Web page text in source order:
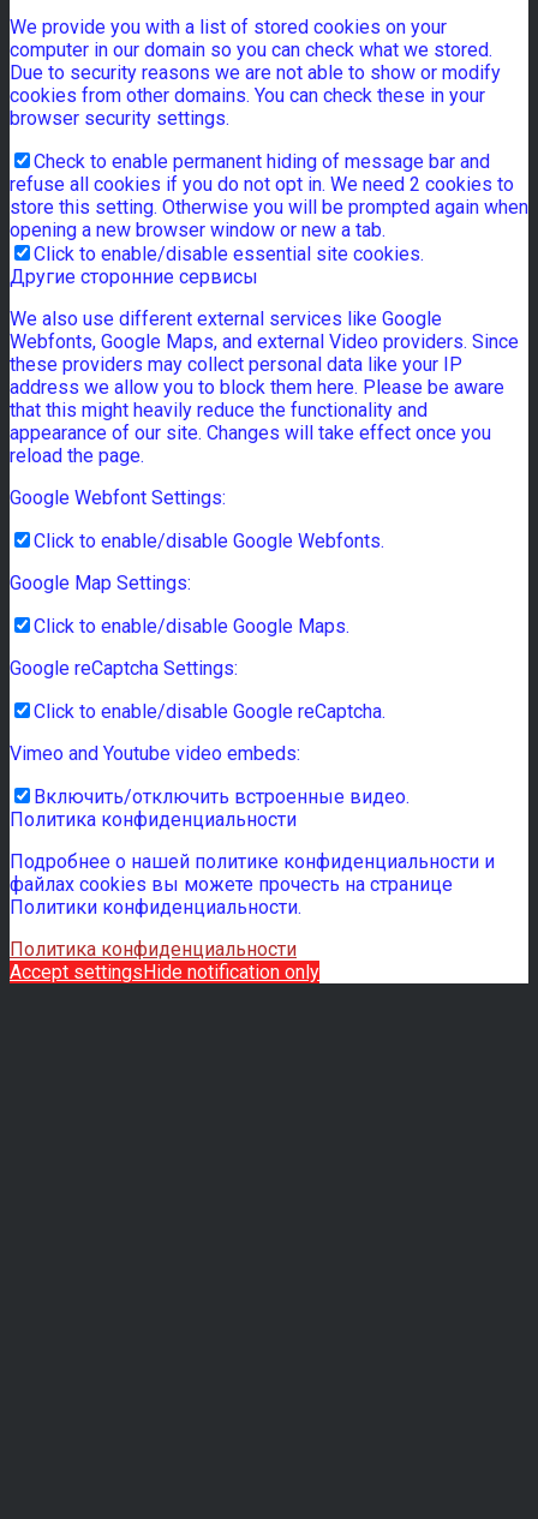
We provide you with a list of stored cookies on your
computer in our domain so you can check what we stored.
Due to security reasons we are not able to show or modify
cookies from other domains. You can check these in your
browser security settings.
Check to enable permanent hiding of message bar and
refuse all cookies if you do not opt in. We need 2 cookies to
store this setting. Otherwise you will be prompted again when
opening a new browser window or new a tab.
Click to enable/disable essential site cookies.
Другие сторонние сервисы
We also use different external services like Google
Webfonts, Google Maps, and external Video providers. Since
these providers may collect personal data like your IP
address we allow you to block them here. Please be aware
that this might heavily reduce the functionality and
appearance of our site. Changes will take effect once you
reload the page.
Google Webfont Settings:
Click to enable/disable Google Webfonts.
Google Map Settings:
Click to enable/disable Google Maps.
Google reCaptcha Settings:
Click to enable/disable Google reCaptcha.
Vimeo and Youtube video embeds:
Включить/отключить встроенные видео.
Политика конфиденциальности
Подробнее о нашей политике конфиденциальности и
файлах cookies вы можете прочесть на странице
Политики конфиденциальности.
Политика конфиденциальности
Accept settingsHide notification only